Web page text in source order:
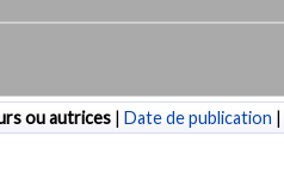
ou autrices | Date de publication |